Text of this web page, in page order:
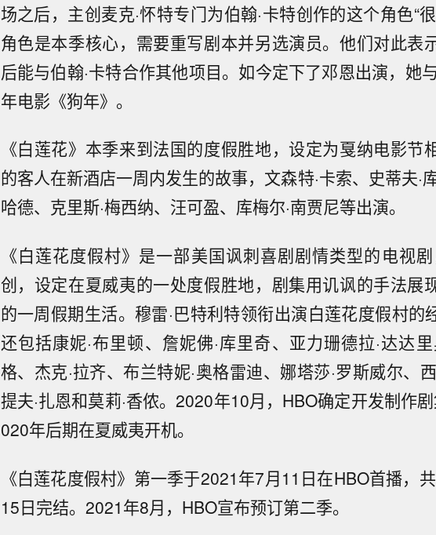
场之后，主创麦克·怀特专门为伯翰·卡特创作的这个角色“
角色是本季核心，需要重写剧本并另选演员。他们对此表
后能与伯翰·卡特合作其他项目。如今定下了邓恩出演，她
年电影《狗年》。
《白莲花》本季来到法国的度假胜地，设定为戛纳电影节
的客人在新酒店一周内发生的故事，文森特·卡索、史蒂夫·
哈德、克里斯·梅西纳、汪可盈、库梅尔·南贾尼等出演。
《白莲花度假村》是一部美国讽刺喜剧剧情类型的电视
创，设定在夏威夷的一处度假胜地，剧集用讥讽的手法展
的一周假期生活。穆雷·巴特利特领衔出演白莲花度假村的
还包括康妮·布里顿、詹妮佛·库里奇、亚力珊德拉·达达
格、杰克·拉齐、布兰特妮·奥格雷迪、娜塔莎·罗斯威尔、
提夫·扎恩和莫莉·香侬。2020年10月，HBO确定开发制作
020年后期在夏威夷开机。
《白莲花度假村》第一季于2021年7月11日在HBO首播，
15日完结。2021年8月，HBO宣布预订第二季。